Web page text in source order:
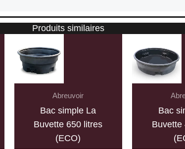
Produits similaires
Abreuvoir
Bac simple La
Buvette 650 litres
(ECO)
Bac
Buvette